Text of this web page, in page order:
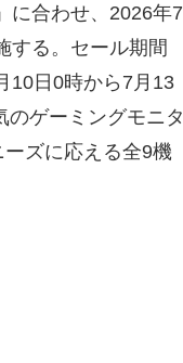
に合わせ、2026年7
する。セール期間
10日0時から7月13
のゲーミングモニタ
ズに応える全9機